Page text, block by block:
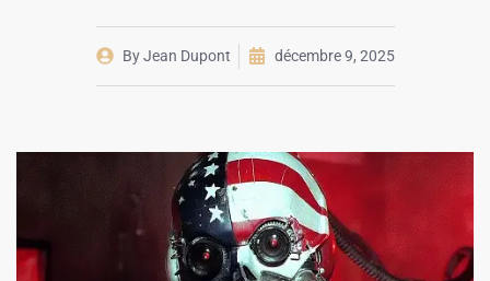
ByJean Dupont décembre 9, 2025